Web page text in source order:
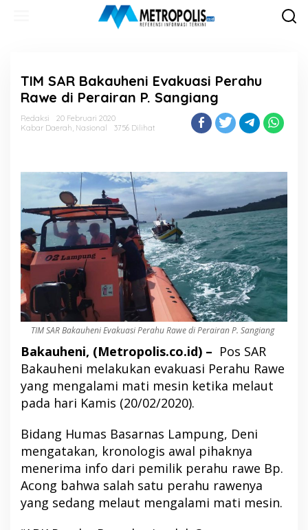
TIM SAR Bakauheni Evakuasi Perahu
Rawe di Perairan P. Sangiang
Redaksi
20 Februari 2020
Kabar Daerah, Nasional 3756 Dilihat
TIM SAR Bakauheni Evakuasi Perahu Rawe di Perairan P. Sangiang
Bakauheni, (Metropolis.co.id) – Pos SAR
Bakauheni melakukan evakuasi Perahu Rawe
yang mengalami mati mesin ketika melaut
pada hari Kamis (20/02/2020).
Bidang Humas Basarnas Lampung, Deni
mengatakan, kronologis awal pihaknya
menerima info dari pemilik perahu rawe Bp.
Acong bahwa salah satu perahu rawenya
yang sedang melaut mengalami mati mesin.